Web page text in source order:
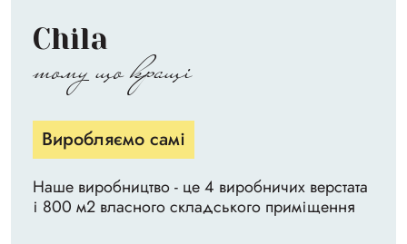
Chila
тому що кращі
Виробляємо самі
Наше виробництво - це 4 виробничих верстата
і 800 м2 власного складського приміщення